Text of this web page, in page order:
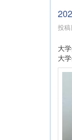
投
大
大